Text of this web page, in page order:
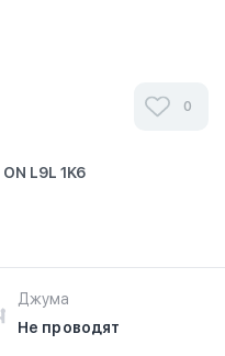
0
L9L 1K6
Джума
Не проводят